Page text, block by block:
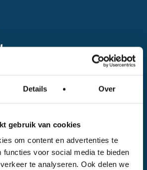
Details Over
gebruik van cookies
om content en advertenties te
functies voor social media te bieden
te analyseren. Ook delen we